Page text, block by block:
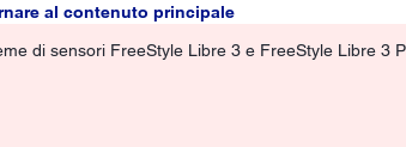
al contenuto principale
di sensori FreeStyle Libre 3 e FreeStyle Libre 3